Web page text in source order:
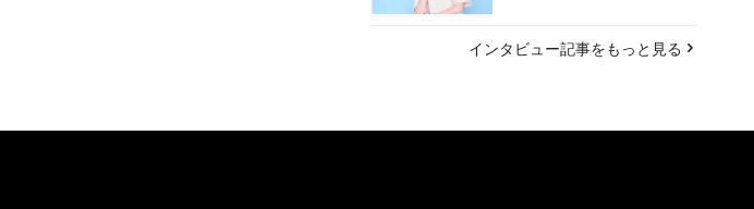
インタビュー記事をもっと見る